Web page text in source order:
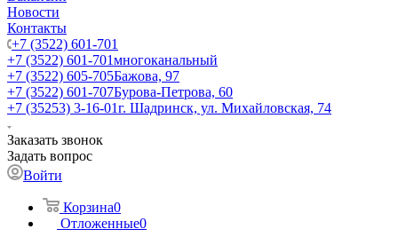
Новости
Контакты
+7 (3522) 601-701
+7 (3522) 601-701многоканальный
+7 (3522) 605-705Бажова, 97
+7 (3522) 601-707Бурова-Петрова, 60
+7 (35253) 3-16-01г. Шадринск, ул. Михайловская, 74
Заказать звонок
Задать вопрос
Войти
Корзина0
Отложенные0